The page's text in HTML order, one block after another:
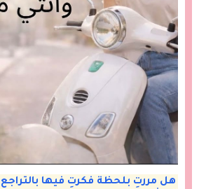
هل مررتِ بلحظة فكرتِ فيها بالتراجع